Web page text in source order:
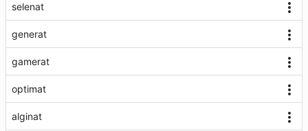
selenat
generat
gamerat
optimat
alginat